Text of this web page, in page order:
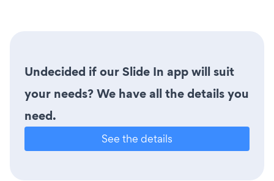
Undecided if our Slide In app will suit
your needs? We have all the details you
need.
See the details